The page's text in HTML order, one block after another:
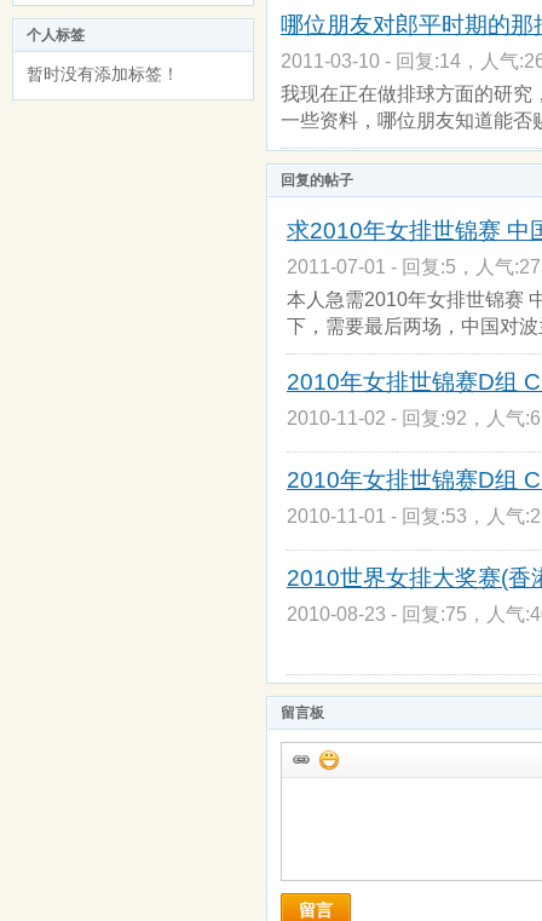
个人标签
暂时没有添加标签！
哪位朋友对郎平时期的
2011-03-10 - 回复:14，人气
我现在正在做排球方面的研究
一些资料，哪位朋友知道能否
回复的帖子
求2010年女排世锦赛 中
2011-07-01 - 回复:5，人气
本人急需2010年女排世锦赛
下，需要最后两场，中国对
2010年女排世锦赛D组
2010-11-02 - 回复:92，人气
2010年女排世锦赛D组
2010-11-01 - 回复:53，人气
2010世界女排大奖赛(香
2010-08-23 - 回复:75，人气
留言板
留言